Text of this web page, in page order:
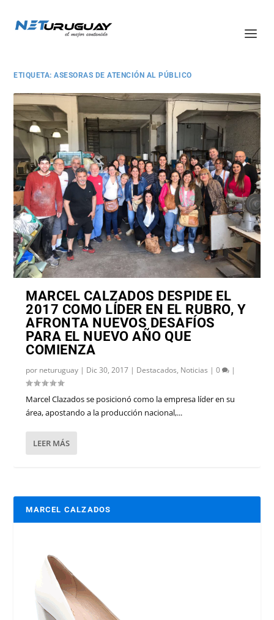
ETIQUETA:ASESORAS DE ATENCIÓN AL PÚBLICO
MARCEL CALZADOS DESPIDE EL
2017 COMO LÍDER EN EL RUBRO, Y
AFRONTA NUEVOS DESAFÍOS
PARA EL NUEVO AÑO QUE
COMIENZA
por neturuguay | Dic 30, 2017 | Destacados, Noticias |0 |
Marcel Clazados se posicionó como la empresa líder en su
área, apostando a la producción nacional,...
LEER MÁS
MARCEL CALZADOS